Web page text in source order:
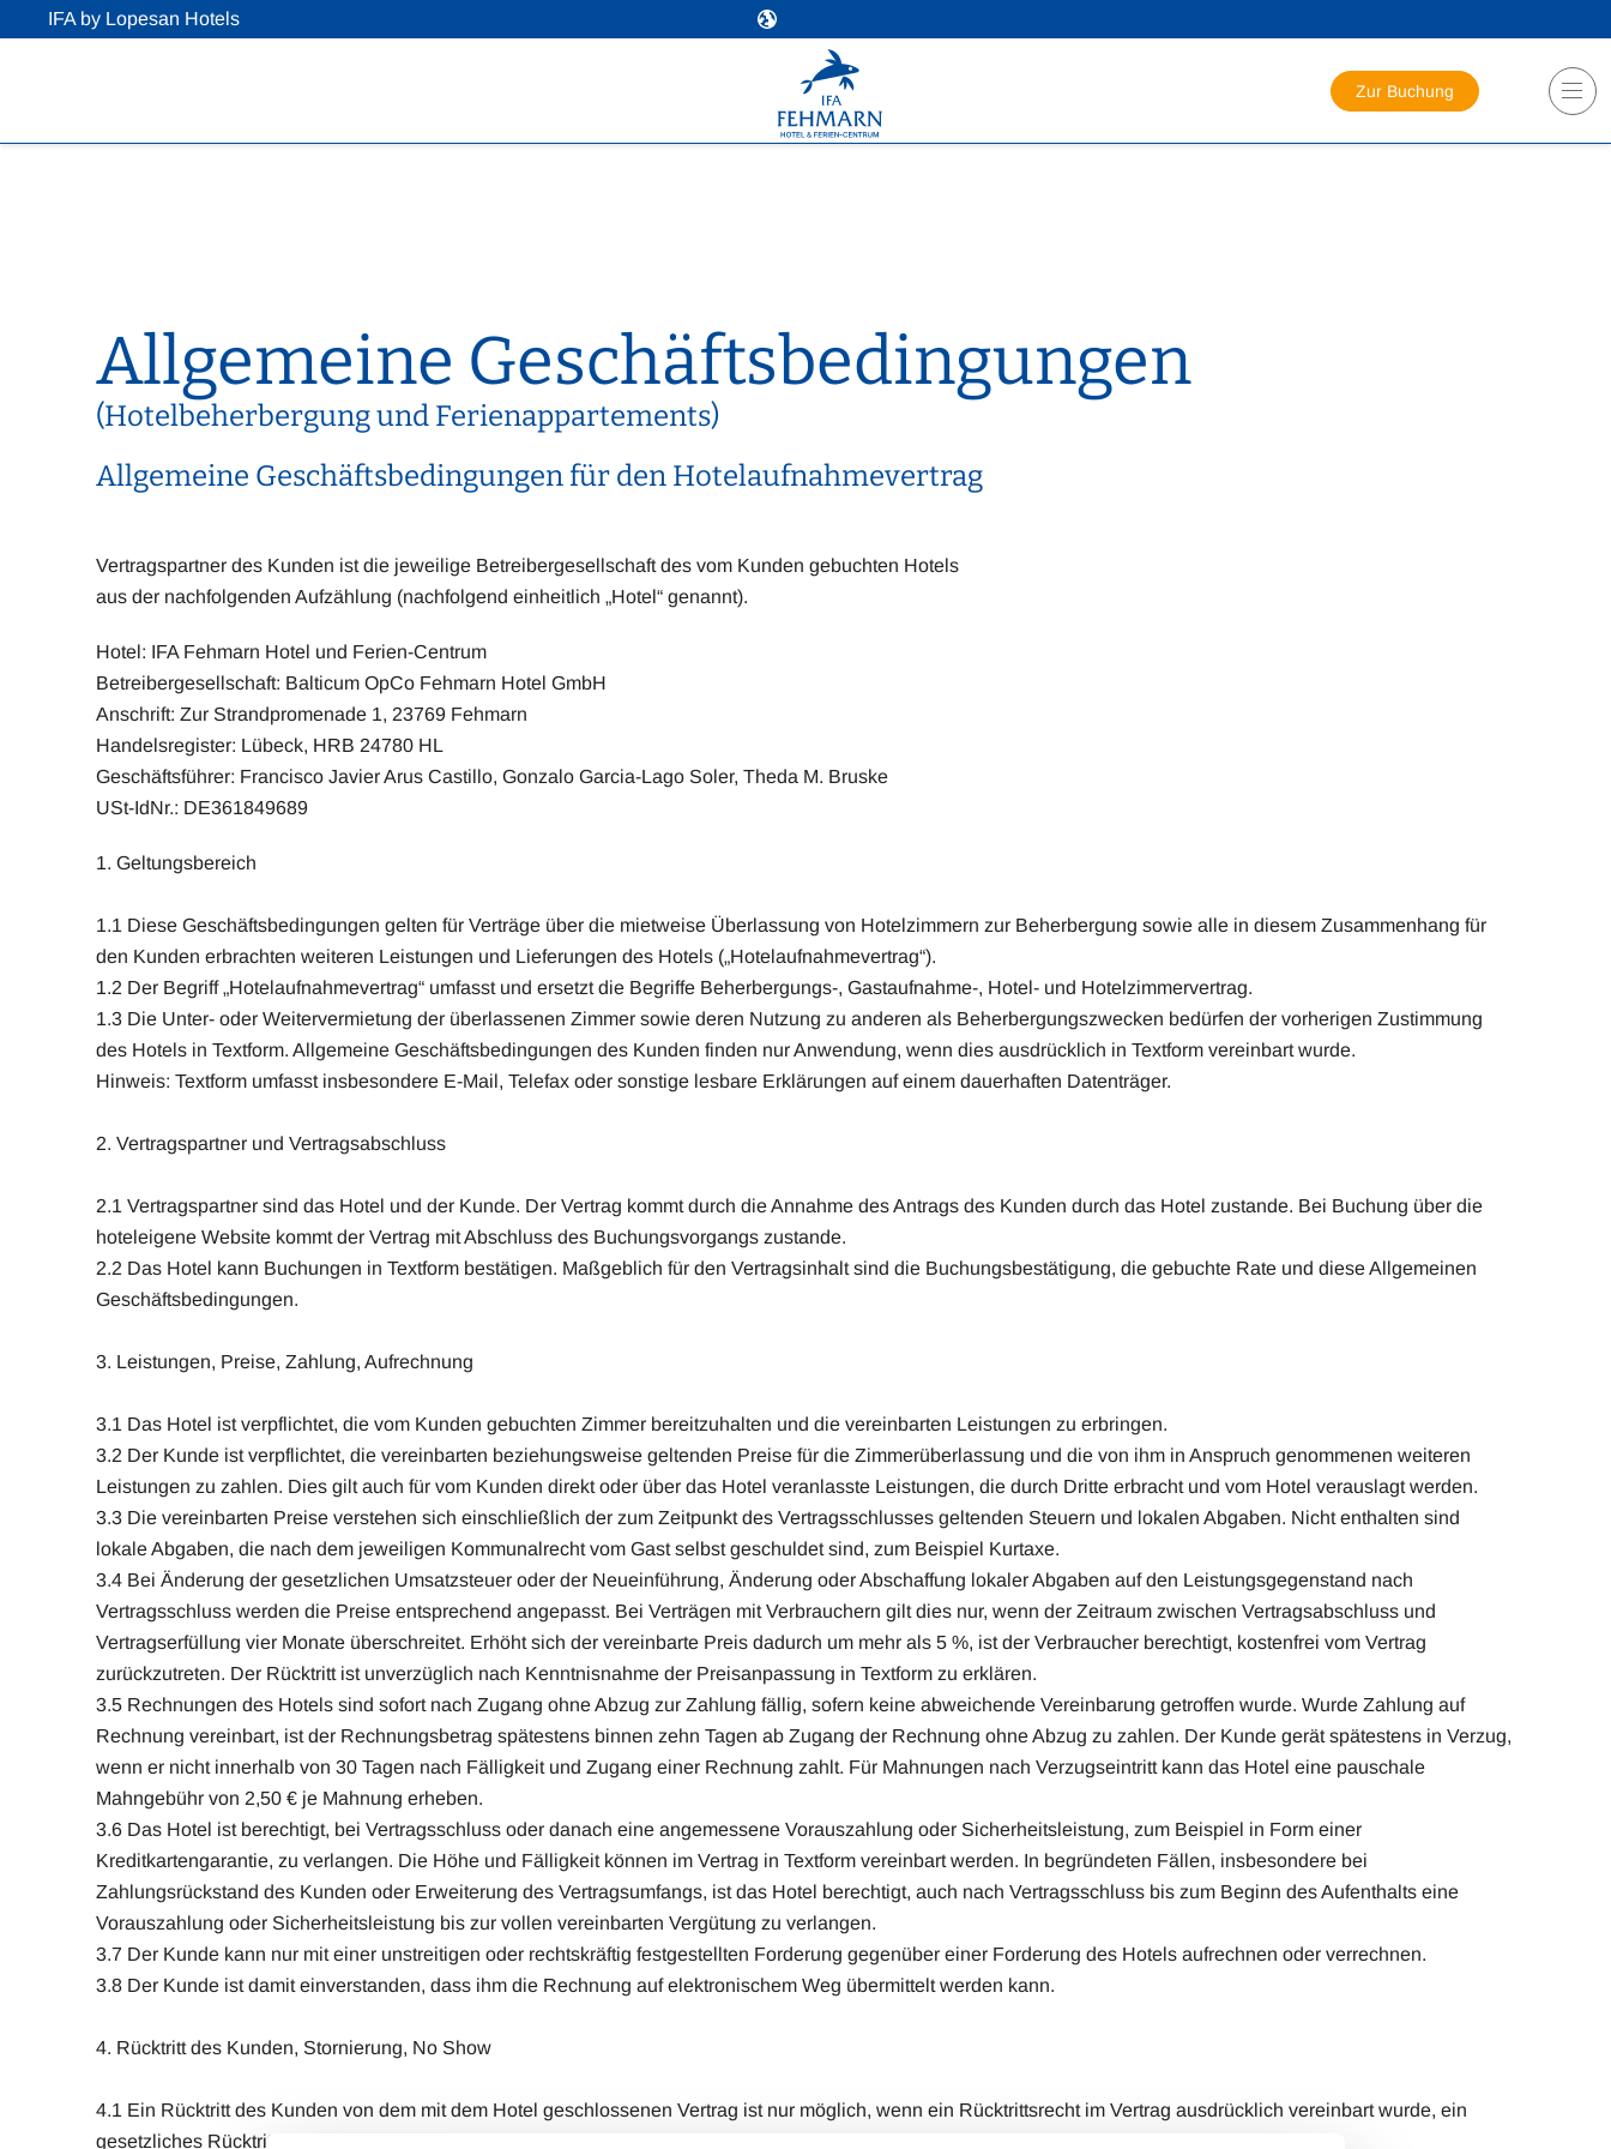
IFA by Lopesan Hotels
Zur Buchung
Allgemeine Geschäftsbedingungen
(Hotelbeherbergung und Ferienappartements)
Allgemeine Geschäftsbedingungen für den Hotelaufnahmevertrag
Vertragspartner des Kunden ist die jeweilige Betreibergesellschaft des vom Kunden gebuchten Hotels
aus der nachfolgenden Aufzählung (nachfolgend einheitlich „Hotel“ genannt).
Hotel: IFA Fehmarn Hotel und Ferien-Centrum
Betreibergesellschaft: Balticum OpCo Fehmarn Hotel GmbH
Anschrift: Zur Strandpromenade 1, 23769 Fehmarn
Handelsregister: Lübeck, HRB 24780 HL
Geschäftsführer: Francisco Javier Arus Castillo, Gonzalo Garcia-Lago Soler, Theda M. Bruske
USt-IdNr.: DE361849689
1. Geltungsbereich
1.1 Diese Geschäftsbedingungen gelten für Verträge über die mietweise Überlassung von Hotelzimmern zur Beherbergung sowie alle in diesem Zusammenhang für
den Kunden erbrachten weiteren Leistungen und Lieferungen des Hotels („Hotelaufnahmevertrag“).
1.2 Der Begriff „Hotelaufnahmevertrag“ umfasst und ersetzt die Begriffe Beherbergungs-, Gastaufnahme-, Hotel- und Hotelzimmervertrag.
1.3 Die Unter- oder Weitervermietung der überlassenen Zimmer sowie deren Nutzung zu anderen als Beherbergungszwecken bedürfen der vorherigen Zustimmung
des Hotels in Textform. Allgemeine Geschäftsbedingungen des Kunden finden nur Anwendung, wenn dies ausdrücklich in Textform vereinbart wurde.
Hinweis: Textform umfasst insbesondere E-Mail, Telefax oder sonstige lesbare Erklärungen auf einem dauerhaften Datenträger.
2. Vertragspartner und Vertragsabschluss
2.1 Vertragspartner sind das Hotel und der Kunde. Der Vertrag kommt durch die Annahme des Antrags des Kunden durch das Hotel zustande. Bei Buchung über die
hoteleigene Website kommt der Vertrag mit Abschluss des Buchungsvorgangs zustande.
2.2 Das Hotel kann Buchungen in Textform bestätigen. Maßgeblich für den Vertragsinhalt sind die Buchungsbestätigung, die gebuchte Rate und diese Allgemeinen
Geschäftsbedingungen.
3. Leistungen, Preise, Zahlung, Aufrechnung
3.1 Das Hotel ist verpflichtet, die vom Kunden gebuchten Zimmer bereitzuhalten und die vereinbarten Leistungen zu erbringen.
3.2 Der Kunde ist verpflichtet, die vereinbarten beziehungsweise geltenden Preise für die Zimmerüberlassung und die von ihm in Anspruch genommenen weiteren
Leistungen zu zahlen. Dies gilt auch für vom Kunden direkt oder über das Hotel veranlasste Leistungen, die durch Dritte erbracht und vom Hotel verauslagt werden.
3.3 Die vereinbarten Preise verstehen sich einschließlich der zum Zeitpunkt des Vertragsschlusses geltenden Steuern und lokalen Abgaben. Nicht enthalten sind
lokale Abgaben, die nach dem jeweiligen Kommunalrecht vom Gast selbst geschuldet sind, zum Beispiel Kurtaxe.
3.4 Bei Änderung der gesetzlichen Umsatzsteuer oder der Neueinführung, Änderung oder Abschaffung lokaler Abgaben auf den Leistungsgegenstand nach
Vertragsschluss werden die Preise entsprechend angepasst. Bei Verträgen mit Verbrauchern gilt dies nur, wenn der Zeitraum zwischen Vertragsabschluss und
Vertragserfüllung vier Monate überschreitet. Erhöht sich der vereinbarte Preis dadurch um mehr als 5 %, ist der Verbraucher berechtigt, kostenfrei vom Vertrag
zurückzutreten. Der Rücktritt ist unverzüglich nach Kenntnisnahme der Preisanpassung in Textform zu erklären.
3.5 Rechnungen des Hotels sind sofort nach Zugang ohne Abzug zur Zahlung fällig, sofern keine abweichende Vereinbarung getroffen wurde. Wurde Zahlung auf
Rechnung vereinbart, ist der Rechnungsbetrag spätestens binnen zehn Tagen ab Zugang der Rechnung ohne Abzug zu zahlen. Der Kunde gerät spätestens in Verzug,
wenn er nicht innerhalb von 30 Tagen nach Fälligkeit und Zugang einer Rechnung zahlt. Für Mahnungen nach Verzugseintritt kann das Hotel eine pauschale
Mahngebühr von 2,50 € je Mahnung erheben.
3.6 Das Hotel ist berechtigt, bei Vertragsschluss oder danach eine angemessene Vorauszahlung oder Sicherheitsleistung, zum Beispiel in Form einer
Kreditkartengarantie, zu verlangen. Die Höhe und Fälligkeit können im Vertrag in Textform vereinbart werden. In begründeten Fällen, insbesondere bei
Zahlungsrückstand des Kunden oder Erweiterung des Vertragsumfangs, ist das Hotel berechtigt, auch nach Vertragsschluss bis zum Beginn des Aufenthalts eine
Vorauszahlung oder Sicherheitsleistung bis zur vollen vereinbarten Vergütung zu verlangen.
3.7 Der Kunde kann nur mit einer unstreitigen oder rechtskräftig festgestellten Forderung gegenüber einer Forderung des Hotels aufrechnen oder verrechnen.
3.8 Der Kunde ist damit einverstanden, dass ihm die Rechnung auf elektronischem Weg übermittelt werden kann.
4. Rücktritt des Kunden, Stornierung, No Show
4.1 Ein Rücktritt des Kunden von dem mit dem Hotel geschlossenen Vertrag ist nur möglich, wenn ein Rücktrittsrecht im Vertrag ausdrücklich vereinbart wurde, ein
gesetzliches Rücktritts- oder Kündigungsrecht besteht oder